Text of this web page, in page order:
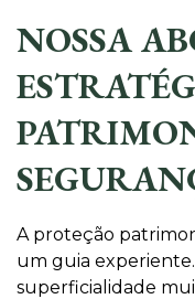
NOSSA
A proteção
um guia
superficialidade